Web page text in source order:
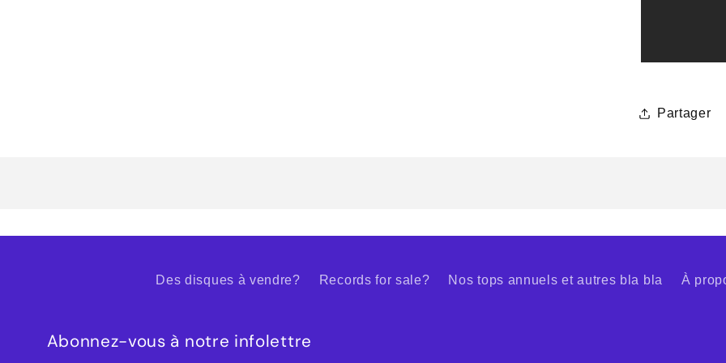
Partager
Des disques à vendre? Records for sale? Nos tops annuels et autres bla bla À
Abonnez-vous à notre infolettre